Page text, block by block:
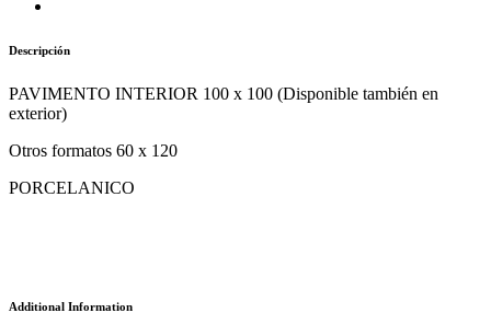
Descripción
PAVIMENTO INTERIOR 100 x 100 (Disponible también en
exterior)
Otros formatos 60 x 120
PORCELANICO
Additional Information